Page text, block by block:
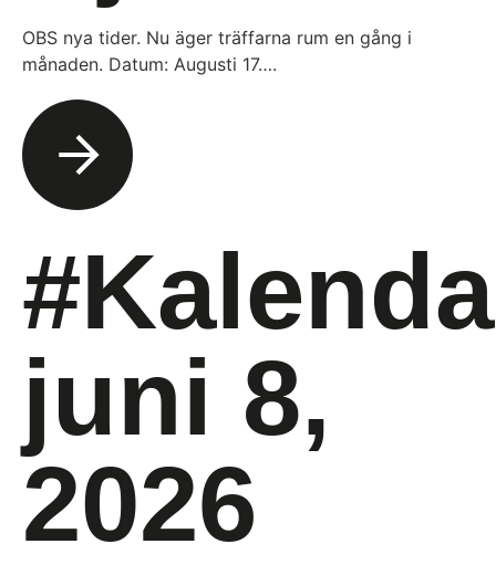
OBS nya tider. Nu äger träffarna rum en gång i
månaden. Datum: Augusti 17….
juni 8,
2026